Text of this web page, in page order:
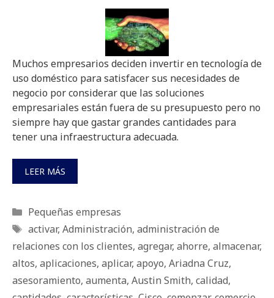
Muchos empresarios deciden invertir en tecnología de
uso doméstico para satisfacer sus necesidades de
negocio por considerar que las soluciones
empresariales están fuera de su presupuesto pero no
siempre hay que gastar grandes cantidades para
tener una infraestructura adecuada.
LEER MÁS
Categorías
Pequeñas empresas
Etiquetas
activar, Administración, administración de
relaciones con los clientes, agregar, ahorre, almacenar,
altos, aplicaciones, aplicar, apoyo, Ariadna Cruz,
asesoramiento, aumenta, Austin Smith, calidad,